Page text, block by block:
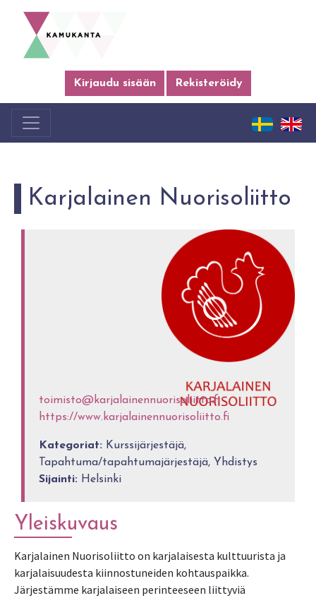
Kirjaudu sisään Rekisteröidy
Karjalainen Nuorisoliitto
toimisto@karjalainennuorisoliitto.fi
https://www.karjalainennuorisoliitto.fi
Kategoriat: Kurssijärjestäjä,
Tapahtuma/tapahtumajärjestäjä, Yhdistys
Sijainti: Helsinki
Yleiskuvaus
Karjalainen Nuorisoliitto on karjalaisesta kulttuurista ja
karjalaisuudesta kiinnostuneiden kohtauspaikka.
Järjestämme karjalaiseen perinteeseen liittyviä